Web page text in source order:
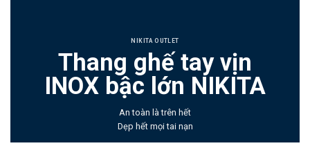
NIKITA OUTLET
Thang ghế tay vịn
INOX bậc lớn NIKITA
An toàn là trên hết
Dẹp hết mọi tai nạn